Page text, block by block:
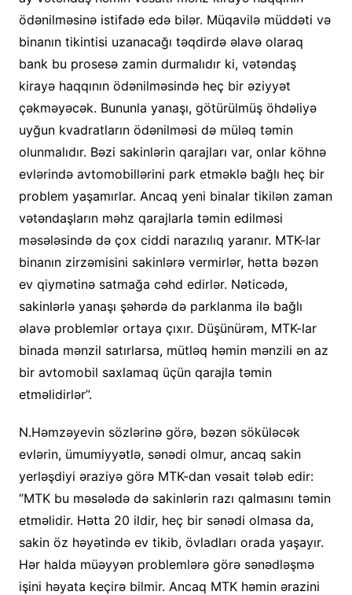
ödənilməsinə istifadə edə bilər. Müqavilə müddəti və
binanın tikintisi uzanacağı təqdirdə əlavə olaraq
bank bu prosesə zamin durmalıdır ki, vətəndaş
kirayə haqqının ödənilməsində heç bir əziyyət
çəkməyəcək. Bununla yanaşı, götürülmüş öhdəliyə
uyğun kvadratların ödənilməsi də müləq təmin
olunmalıdır. Bəzi sakinlərin qarajları var, onlar köhnə
evlərində avtomobillərini park etməklə bağlı heç bir
problem yaşamırlar. Ancaq yeni binalar tikilən zaman
vətəndaşların məhz qarajlarla təmin edilməsi
məsələsində də çox ciddi narazılıq yaranır. MTK-lar
binanın zirzəmisini sakinlərə vermirlər, hətta bəzən
ev qiymətinə satmağa cəhd edirlər. Nəticədə,
sakinlərlə yanaşı şəhərdə də parklanma ilə bağlı
əlavə problemlər ortaya çıxır. Düşünürəm, MTK-lar
binada mənzil satırlarsa, mütləq həmin mənzili ən az
bir avtomobil saxlamaq üçün qarajla təmin
etməlidirlər”.
N.Həmzəyevin sözlərinə görə, bəzən söküləcək
evlərin, ümumiyyətlə, sənədi olmur, ancaq sakin
yerləşdiyi əraziyə görə MTK-dan vəsait tələb edir:
“MTK bu məsələdə də sakinlərin razı qalmasını təmin
etməlidir. Hətta 20 ildir, heç bir sənədi olmasa da,
sakin öz həyətində ev tikib, övladları orada yaşayır.
Hər halda müəyyən problemlərə görə sənədləşmə
işini həyata keçirə bilmir. Ancaq MTK həmin ərazini